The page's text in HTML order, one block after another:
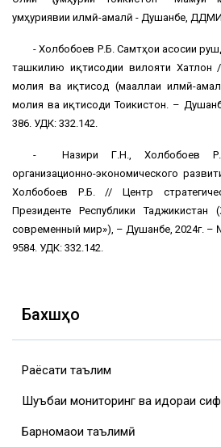
ҷумҳуриявии илмӣ-амалӣ - Душанбе,
- Холбобоев Р.Б. Самтҳои асосии
ташкилию иқтисодии вилояти Хатлон
молия ва иқтисод (маҷаллаи илмӣ-
молия ва иқтисоди Тоҷикистон. –
386. УДК: 332.142.
- Назири Г.Н., Холбобоев Р.Б.
организационно-экономического
Холбобоев Р.Б. // Центр
Президенте Республики Таджикистан
современный мир»), – Душанбе, 2024г. –
9584. УДК: 332.142.
Бахшҳо
Раёсати таълим
Шуъбаи мониторинг ва идораи
Барномаҳои таълимӣ